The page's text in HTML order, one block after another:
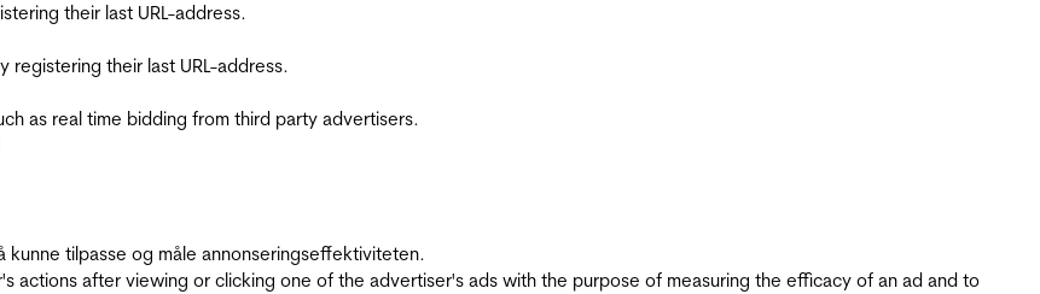
their last URL-address.
their last URL-address.
as real time bidding from third party advertisers.
tilpasse og måle annonseringseffektiviteten.
actions after viewing or clicking one of the advertiser's ads with the purpose of measuring the efficacy of an ad and to